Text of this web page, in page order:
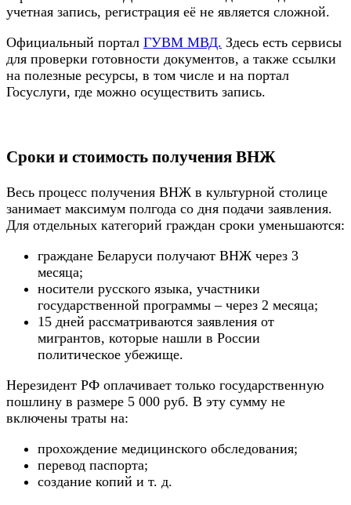
учетная запись, регистрация её не является сложной.
Официальный портал ГУВМ МВД. Здесь есть сервисы
для проверки готовности документов, а также ссылки
на полезные ресурсы, в том числе и на портал
Госуслуги, где можно осуществить запись.
Сроки и стоимость получения ВНЖ
Весь процесс получения ВНЖ в культурной столице
занимает максимум полгода со дня подачи заявления.
Для отдельных категорий граждан сроки уменьшаются:
граждане Беларуси получают ВНЖ через 3
месяца;
носители русского языка, участники
государственной программы – через 2 месяца;
15 дней рассматриваются заявления от
мигрантов, которые нашли в России
политическое убежище.
Нерезидент РФ оплачивает только государственную
пошлину в размере 5 000 руб. В эту сумму не
включены траты на:
прохождение медицинского обследования;
перевод паспорта;
создание копий и т. д.